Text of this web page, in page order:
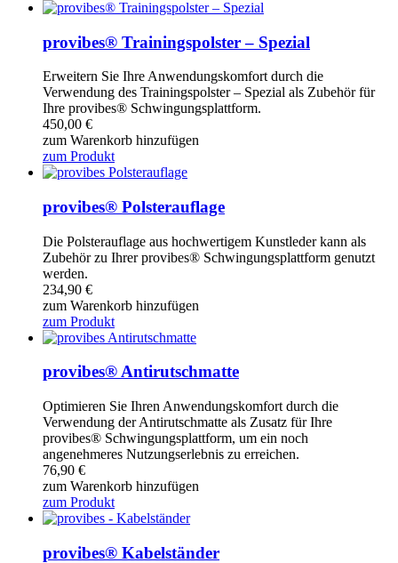
provibes® Trainingspolster – Spezial
Erweitern Sie Ihre Anwendungskomfort durch die
Verwendung des Trainingspolster – Spezial als Zubehör für
Ihre provibes® Schwingungsplattform.
450,00 €
zum Warenkorb hinzufügen
zum Produkt
provibes® Polsterauflage
Die Polsterauflage aus hochwertigem Kunstleder kann als
Zubehör zu Ihrer provibes® Schwingungsplattform genutzt
werden.
234,90 €
zum Warenkorb hinzufügen
zum Produkt
provibes® Antirutschmatte
Optimieren Sie Ihren Anwendungskomfort durch die
Verwendung der Antirutschmatte als Zusatz für Ihre
provibes® Schwingungsplattform, um ein noch
angenehmeres Nutzungserlebnis zu erreichen.
76,90 €
zum Warenkorb hinzufügen
zum Produkt
provibes® Kabelständer